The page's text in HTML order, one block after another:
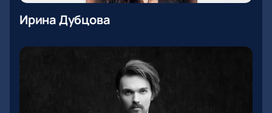
Ирина Дубцова